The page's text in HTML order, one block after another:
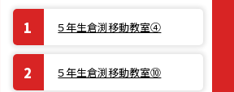
５年生倉渕移動教室④
５年生倉渕移動教室⑩